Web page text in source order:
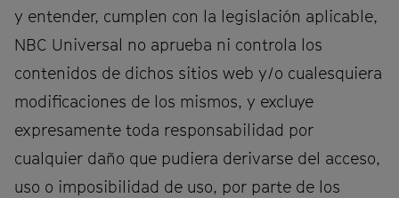
y entender, cumplen con la legislación aplicable,
NBC Universal no aprueba ni controla los
contenidos de dichos sitios web y/o cualesquiera
modificaciones de los mismos, y excluye
expresamente toda responsabilidad por
cualquier daño que pudiera derivarse del acceso,
uso o imposibilidad de uso, por parte de los